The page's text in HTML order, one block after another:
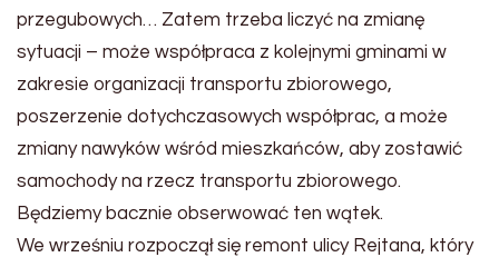
przegubowych… Zatem trzeba liczyć na zmianę
sytuacji – może współpraca z kolejnymi gminami w
zakresie organizacji transportu zbiorowego,
poszerzenie dotychczasowych współprac, a może
zmiany nawyków wśród mieszkańców, aby zostawić
samochody na rzecz transportu zbiorowego.
Będziemy bacznie obserwować ten wątek.
We wrześniu rozpoczął się remont ulicy Rejtana, który